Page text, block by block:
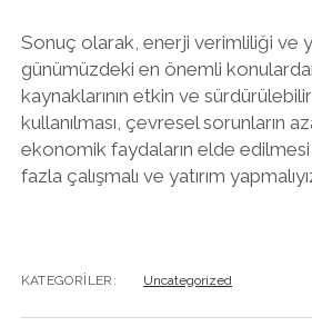
Sonuç olarak, enerji verimliliği ve
günümüzdeki en önemli
kaynaklarının etkin ve
kullanılması, çevresel sorunların
ekonomik faydaların elde
fazla çalışmalı ve yatırım
KATEGORILER: Uncategorized